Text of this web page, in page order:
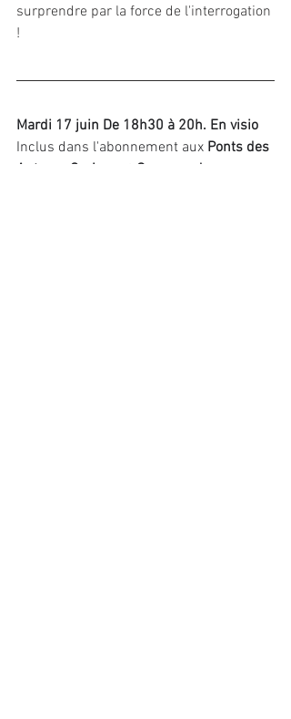
surprendre par la force de l'interrogation
!
Mardi 17 juin De 18h30 à 20h. En visio
Inclus dans l'abonnement aux Ponts des
Auteurs Curieux
Gourmands